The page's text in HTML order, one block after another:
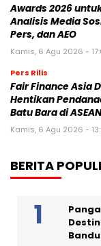
Awards 2026
Analisis Media
Pers, dan AEO
Kamis, 6 Agu 2026 -
Pers Rilis
Fair Finance Asia
Hentikan
Batu Bara di ASEAN
Kamis, 6 Agu 2026 -
BERITA